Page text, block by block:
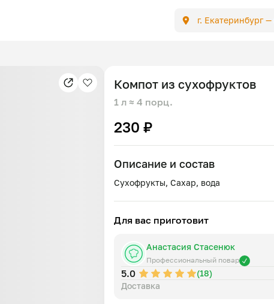
г. Екатеринбург —
Компот из сухофруктов
1 л ≈ 4 порц.
230 ₽
Описание и состав
Для вас приготовит
Анастасия Стасенюк
Профессиональный повар
5.0 (18)
Доставка